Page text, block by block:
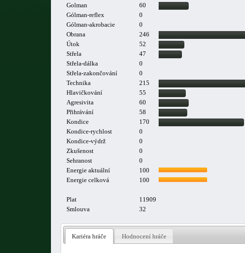
Golman
60
Gólman-reflex
0
Gólman-akrobacie
0
Obrana
246
Útok
52
Střela
47
Střela-dálka
0
Střela-zakončování
0
Technika
215
Hlavičkování
55
Agresivita
60
Přihrávání
58
Kondice
170
Kondice-rychlost
0
Kondice-výdrž
0
Zkušenost
0
Sehranost
0
Energie aktuální
100
Energie celková
100
Plat
11909
Smlouva
32
Kariéra hráče Hodnocení hráče